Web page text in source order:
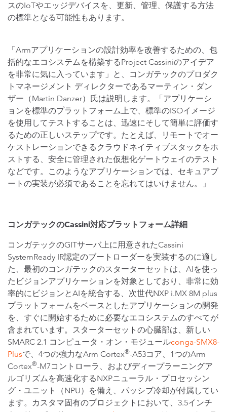
スのIoTやエッジデバイスを、更新、管理、保護する方法
の標準となる可能性もあります。
「Armアプリケーションの設計効率を改善するための、包
括的なエコシステムを構築するProject Cassiniのアイデア
を非常に気に入っています」と、コンガテックのプロダク
トマネージメント ディレクターであるマーティン・ダン
ザー（Martin Danzer）氏は説明します。「アプリケーシ
ョンを標準のプラットフォーム上で、標準のISOイメージ
を使用してテストすることは、迅速にそして簡単に評価す
るための正しいステップです。たとえば、リモートでオー
ケストレーションできるクラウドネイティブスタックをホ
ストする、安全に管理された仮想化ゲートウェイのテスト
などです。このようなアプリケーションでは、セキュアブ
ートの実装が必須であることを忘れてはいけません。」
コンガテックのCassini対応プラットフォーム詳細
コンガテックのGITサーバ上に用意されたCassini
SystemReady IR認定のブートローダーを実装するのに適し
た、最初のコンガテックのスターターセットは、AIを使っ
たビジョンアプリケーションを対象としており、非常に効
率的にビジョンとAIを統合する、次世代NXP i.MX 8M plus
プラットフォームをベースとしたアプリケーションの開発
を、すぐに開始するために必要なエコシステムのすべてが
含まれています。スターターセットの心臓部は、新しい
SMARC 2.1 コンピュータ・オン・モジュールconga-SMX8-
Plusで、4つの強力なArm Cortex®-A53コア、1つのArm
Cortex®-M7コントローラ、およびディープラーニングア
ルゴリズムを高速化するNXPニューラル・プロセッシン
グ・ユニット（NPU）を備え、パッシブ冷却が付属してい
ます。カスタマ固有のプロジェクトにおいて、3.5インチ